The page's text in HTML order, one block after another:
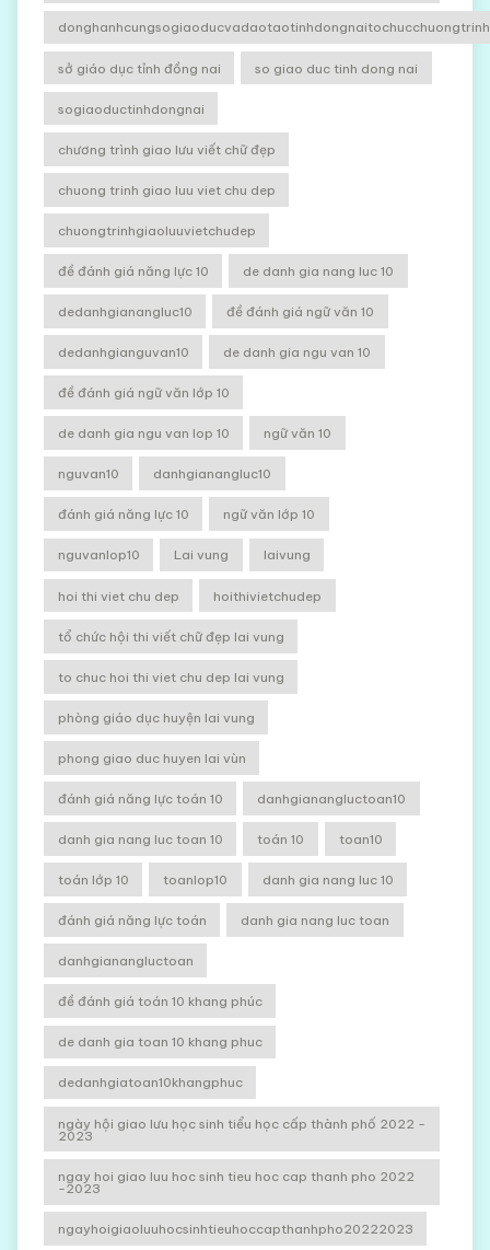
sở giáo dục tỉnh đồng nai so giao duc tinh dong nai
sogiaoductinhdongnai
chương trình giao lưu viết chữ đẹp
chuong trinh giao luu viet chu dep
chuongtrinhgiaoluuvietchudep
đề đánh giá năng lực 10 de danh gia nang luc 10
dedanhgianangluc10 đề đánh giá ngữ văn 10
dedanhgianguvan10 de danh gia ngu van 10
đề đánh giá ngữ văn lớp 10
de danh gia ngu van lop 10 ngữ văn 10
nguvan10 danhgianangluc10
đánh giá năng lực 10 ngữ văn lớp 10
nguvanlop10 Lai vung laivung
hoi thi viet chu dep hoithivietchudep
tổ chức hội thi viết chữ đẹp lai vung
to chuc hoi thi viet chu dep lai vung
phòng giáo dục huyện lai vung
phong giao duc huyen lai vùn
đánh giá năng lực toán 10 danhgianangluctoan10
danh gia nang luc toan 10 toán 10 toan10
toán lớp 10 toanlop10 danh gia nang luc 10
đánh giá năng lực toán danh gia nang luc toan
danhgianangluctoan
đề đánh giá toán 10 khang phúc
de danh gia toan 10 khang phuc
dedanhgiatoan10khangphuc
ngày hội giao lưu học sinh tiểu học cấp thành phố 2022 -
2023
ngay hoi giao luu hoc sinh tieu hoc cap thanh pho 2022
-2023
ngayhoigiaoluuhocsinhtieuhoccapthanhpho20222023